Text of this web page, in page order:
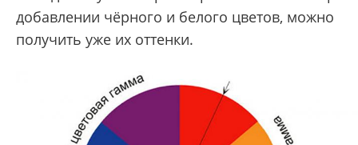
добавлении чёрного и белого цветов, можно
получить уже их оттенки.